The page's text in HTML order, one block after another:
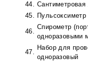
44. Сантиметровая
45.
46.
Спирометр
одноразовыми
47.
Набор для
одноразовый